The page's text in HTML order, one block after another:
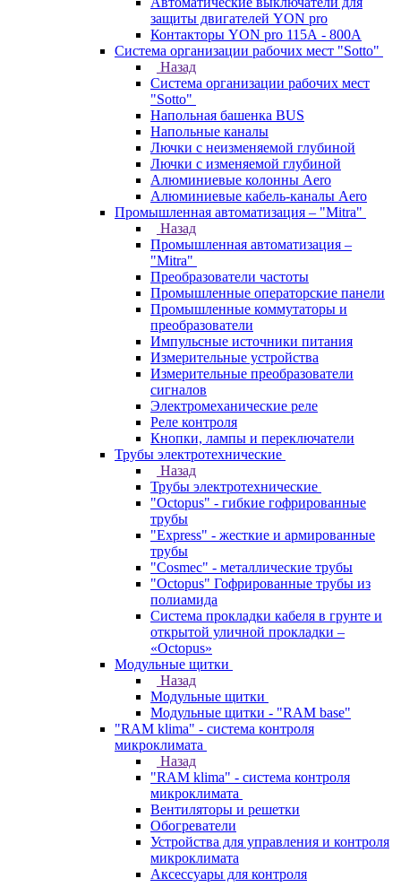
защиты двигателей YON pro
Контакторы YON pro 115А - 800А
Система организации рабочих мест "Sotto"
Назад
Система организации рабочих мест
"Sotto"
Напольная башенка BUS
Напольные каналы
Лючки с неизменяемой глубиной
Лючки с изменяемой глубиной
Алюминиевые колонны Aero
Алюминиевые кабель-каналы Aero
Промышленная автоматизация – "Mitra"
Назад
Промышленная автоматизация –
"Mitra"
Преобразователи частоты
Промышленные операторские панели
Промышленные коммутаторы и
преобразователи
Импульсные источники питания
Измерительные устройства
Измерительные преобразователи
сигналов
Электромеханические реле
Реле контроля
Кнопки, лампы и переключатели
Трубы электротехнические
Назад
Трубы электротехнические
"Octopus" - гибкие гофрированные
трубы
"Express" - жесткие и армированные
трубы
"Cosmec" - металлические трубы
"Octopus" Гофрированные трубы из
полиамида
Система прокладки кабеля в грунте и
открытой уличной прокладки –
«Octopus»
Модульные щитки
Назад
Модульные щитки
Модульные щитки - "RAM base"
"RAM klima" - система контроля
микроклимата
Назад
"RAM klima" - система контроля
микроклимата
Вентиляторы и решетки
Обогреватели
Устройства для управления и контроля
микроклимата
Аксессуары для контроля